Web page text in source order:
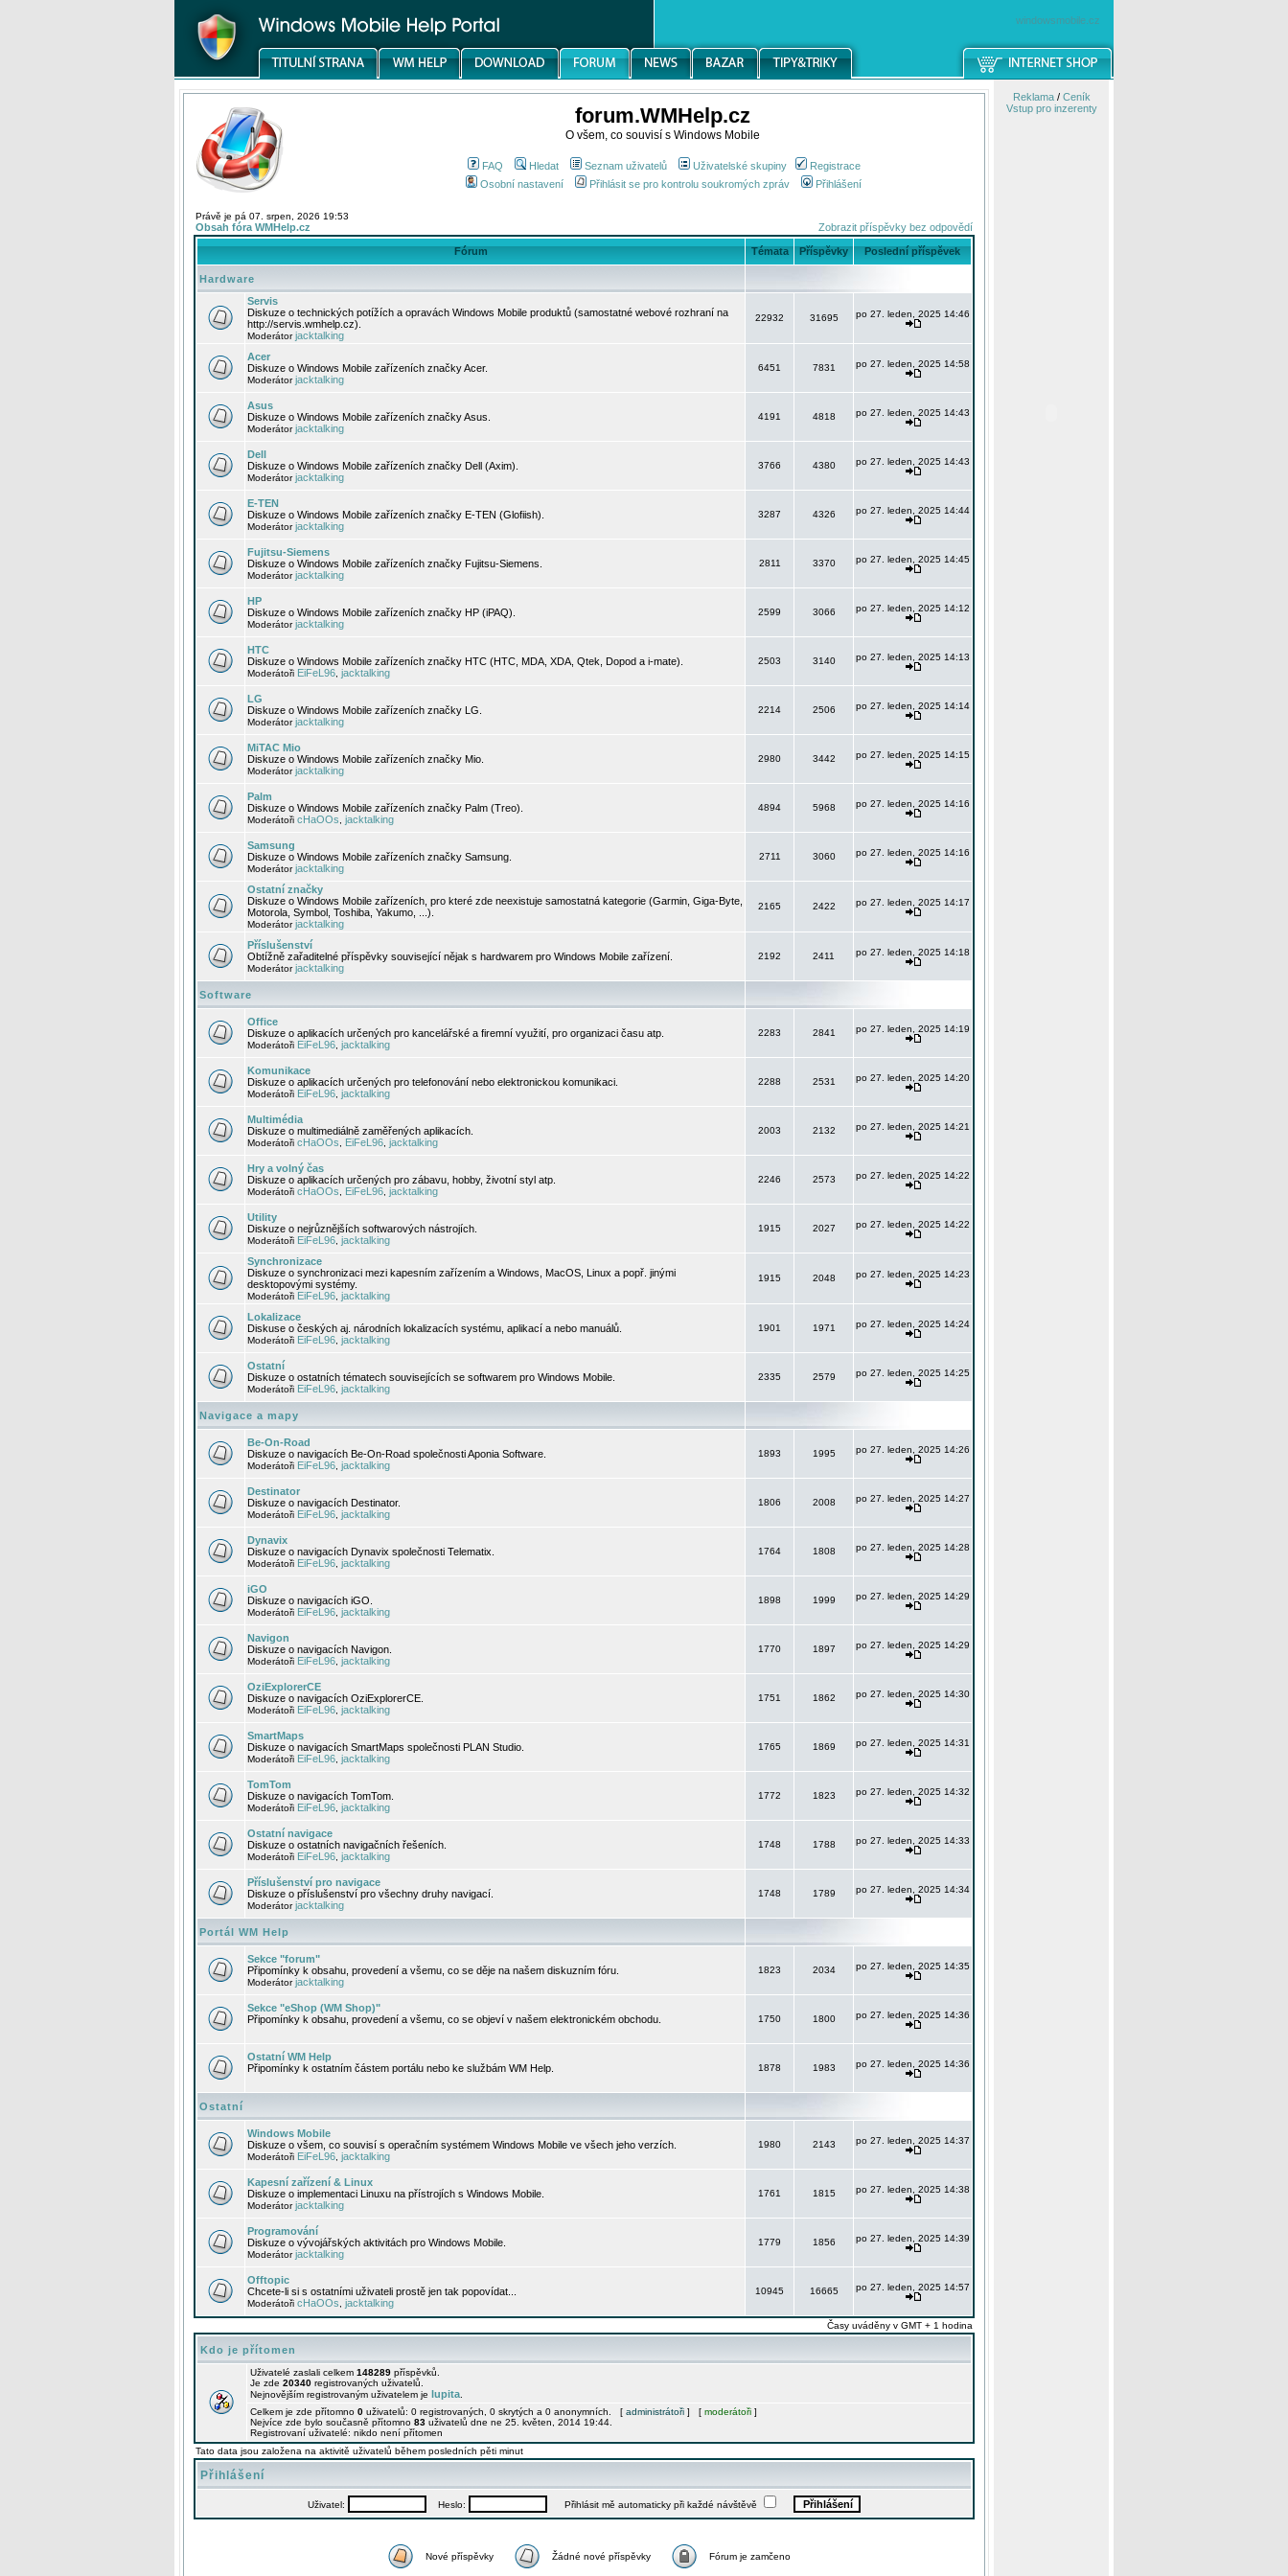
windowsmobile.cz
forum.WMHelp.cz
O všem, co souvisí s Windows Mobile
FAQ Hledat Seznam uživatelů Uživatelské skupiny
Registrace
Osobní nastavení
Přihlásit se pro kontrolu soukromých zpráv Přihlášení
Právě je pá 07. srpen, 2026 19:53
Obsah fóra WMHelp.cz Zobrazit příspěvky bez odpovědí
Fórum Témata Příspěvky Poslední příspěvek
Hardware
Servis
Diskuze o technických potížích a opravách Windows Mobile produktů (samostatné webové rozhraní na
http://servis.wmhelp.cz).
Moderátorjacktalking
22932 31695 po 27. leden, 2025 14:46
Acer
Diskuze o Windows Mobile zařízeních značky Acer.
Moderátorjacktalking
6451 7831 po 27. leden, 2025 14:58
Asus
Diskuze o Windows Mobile zařízeních značky Asus.
Moderátorjacktalking
4191 4818 po 27. leden, 2025 14:43
Dell
Diskuze o Windows Mobile zařízeních značky Dell (Axim).
Moderátorjacktalking
3766 4380 po 27. leden, 2025 14:43
E-TEN
Diskuze o Windows Mobile zařízeních značky E-TEN (Glofiish).
Moderátorjacktalking
3287 4326 po 27. leden, 2025 14:44
Fujitsu-Siemens
Diskuze o Windows Mobile zařízeních značky Fujitsu-Siemens.
Moderátorjacktalking
2811 3370 po 27. leden, 2025 14:45
HP
Diskuze o Windows Mobile zařízeních značky HP (iPAQ).
Moderátorjacktalking
2599 3066 po 27. leden, 2025 14:12
HTC
Diskuze o Windows Mobile zařízeních značky HTC (HTC, MDA, XDA, Qtek, Dopod a i-mate).
Moderátoři EiFeL96 jacktalking
2503 3140 po 27. leden, 2025 14:13
LG
Diskuze o Windows Mobile zařízeních značky LG.
Moderátorjacktalking
2214 2506 po 27. leden, 2025 14:14
MiTAC Mio
Diskuze o Windows Mobile zařízeních značky Mio.
Moderátorjacktalking
2980 3442 po 27. leden, 2025 14:15
Palm
Diskuze o Windows Mobile zařízeních značky Palm (Treo).
Moderátoři cHaOOs jacktalking
4894 5968 po 27. leden, 2025 14:16
Samsung
Diskuze o Windows Mobile zařízeních značky Samsung.
Moderátorjacktalking
2711 3060 po 27. leden, 2025 14:16
Ostatní značky
Diskuze o Windows Mobile zařízeních, pro které zde neexistuje samostatná kategorie (Garmin, Giga-Byte,
Motorola, Symbol, Toshiba, Yakumo, ...).
Moderátorjacktalking
2165 2422 po 27. leden, 2025 14:17
Příslušenství
Obtížně zařaditelné příspěvky související nějak s hardwarem pro Windows Mobile zařízení.
Moderátorjacktalking
2192 2411 po 27. leden, 2025 14:18
Software
Office
Diskuze o aplikacích určených pro kancelářské a firemní využití, pro organizaci času atp.
Moderátoři EiFeL96 jacktalking
2283 2841 po 27. leden, 2025 14:19
Komunikace
Diskuze o aplikacích určených pro telefonování nebo elektronickou komunikaci.
Moderátoři EiFeL96 jacktalking
2288 2531 po 27. leden, 2025 14:20
Multimédia
Diskuze o multimediálně zaměřených aplikacích.
Moderátoři cHaOOs EiFeL96 jacktalking
2003 2132 po 27. leden, 2025 14:21
Hry a volný čas
Diskuze o aplikacích určených pro zábavu, hobby, životní styl atp.
Moderátoři cHaOOs EiFeL96 jacktalking
2246 2573 po 27. leden, 2025 14:22
Utility
Diskuze o nejrůznějších softwarových nástrojích.
Moderátoři EiFeL96 jacktalking
1915 2027 po 27. leden, 2025 14:22
Synchronizace
Diskuze o synchronizaci mezi kapesním zařízením a Windows, MacOS, Linux a popř. jinými
desktopovými systémy.
Moderátoři EiFeL96 jacktalking
1915 2048 po 27. leden, 2025 14:23
Lokalizace
Diskuse o českých aj. národních lokalizacích systému, aplikací a nebo manuálů.
Moderátoři EiFeL96 jacktalking
1901 1971 po 27. leden, 2025 14:24
Ostatní
Diskuze o ostatních tématech souvisejících se softwarem pro Windows Mobile.
Moderátoři EiFeL96 jacktalking
2335 2579 po 27. leden, 2025 14:25
Navigace a mapy
Be-On-Road
Diskuze o navigacích Be-On-Road společnosti Aponia Software.
Moderátoři EiFeL96 jacktalking
1893 1995 po 27. leden, 2025 14:26
Destinator
Diskuze o navigacích Destinator.
Moderátoři EiFeL96 jacktalking
1806 2008 po 27. leden, 2025 14:27
Dynavix
Diskuze o navigacích Dynavix společnosti Telematix.
Moderátoři EiFeL96 jacktalking
1764 1808 po 27. leden, 2025 14:28
iGO
Diskuze o navigacích iGO.
Moderátoři EiFeL96 jacktalking
1898 1999 po 27. leden, 2025 14:29
Navigon
Diskuze o navigacích Navigon.
Moderátoři EiFeL96 jacktalking
1770 1897 po 27. leden, 2025 14:29
OziExplorerCE
Diskuze o navigacích OziExplorerCE.
Moderátoři EiFeL96 jacktalking
1751 1862 po 27. leden, 2025 14:30
SmartMaps
Diskuze o navigacích SmartMaps společnosti PLAN Studio.
Moderátoři EiFeL96 jacktalking
1765 1869 po 27. leden, 2025 14:31
TomTom
Diskuze o navigacích TomTom.
Moderátoři EiFeL96 jacktalking
1772 1823 po 27. leden, 2025 14:32
Ostatní navigace
Diskuze o ostatních navigačních řešeních.
Moderátoři EiFeL96 jacktalking
1748 1788 po 27. leden, 2025 14:33
Příslušenství pro navigace
Diskuze o příslušenství pro všechny druhy navigací.
Moderátorjacktalking
1748 1789 po 27. leden, 2025 14:34
Portál WM Help
Sekce "forum"
Připomínky k obsahu, provedení a všemu, co se děje na našem diskuzním fóru.
Moderátorjacktalking
1823 2034 po 27. leden, 2025 14:35
Sekce "eShop (WM Shop)"
Připomínky k obsahu, provedení a všemu, co se objeví v našem elektronickém obchodu.
1750 1800 po 27. leden, 2025 14:36
Ostatní WM Help
Připomínky k ostatním částem portálu nebo ke službám WM Help.
1878 1983 po 27. leden, 2025 14:36
Ostatní
Windows Mobile
Diskuze o všem, co souvisí s operačním systémem Windows Mobile ve všech jeho verzích.
Moderátoři EiFeL96 jacktalking
1980 2143 po 27. leden, 2025 14:37
Kapesní zařízení & Linux
Diskuze o implementaci Linuxu na přístrojích s Windows Mobile.
Moderátorjacktalking
1761 1815 po 27. leden, 2025 14:38
Programování
Diskuze o vývojářských aktivitách pro Windows Mobile.
Moderátorjacktalking
1779 1856 po 27. leden, 2025 14:39
Offtopic
Chcete-li si s ostatními uživateli prostě jen tak popovídat...
Moderátoři cHaOOs jacktalking
10945 16665 po 27. leden, 2025 14:57
Časy uváděny v GMT + 1 hodina
Kdo je přítomen
Uživatelé zaslali celkem 148289 příspěvků.
Je zde 20340 registrovaných uživatelů.
Nejnovějším registrovaným uživatelem je lupita
Celkem je zde přítomno 0 uživatelů: 0 registrovaných, 0 skrytých a 0 anonymních. [ administrátoři ] [ moderátoři ]
Nejvíce zde bylo současně přítomno 83 uživatelů dne ne 25. květen, 2014 19:44.
Registrovaní uživatelé: nikdo není přítomen
Tato data jsou založena na aktivitě uživatelů během posledních pěti minut
Přihlášení
Uživatel: Heslo: Přihlásit mě automaticky při každé návštěvě
Nové příspěvky Žádné nové příspěvky Fórum je zamčeno
Reklama/ Ceník
Vstup pro inzerenty